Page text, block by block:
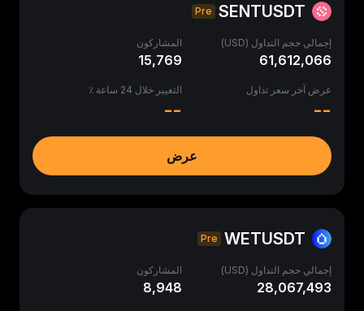
SENTUSDT
Pre
إجمالي حجم التداول (USD)
61,612,066
المشاركون
15,769
عرض آخر سعر تداول
--
التغيير خلال 24 ساعة ٪
--
عرض
WETUSDT
Pre
إجمالي حجم التداول (USD)
28,067,493
المشاركون
8,948